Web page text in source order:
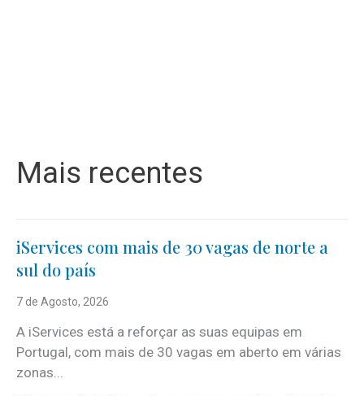
Mais recentes
iServices com mais de 30 vagas de norte a
sul do país
7 de Agosto, 2026
A iServices está a reforçar as suas equipas em
Portugal, com mais de 30 vagas em aberto em várias
zonas...